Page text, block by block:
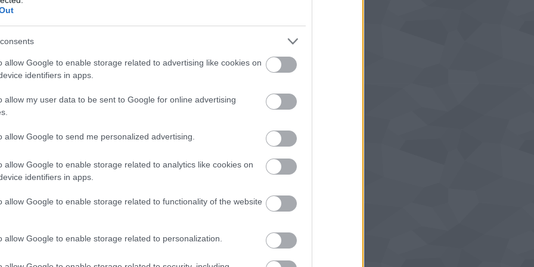
allow Google to enable storage related to advertising like cookies on
identifiers in apps.
allow my user data to be sent to Google for online advertising
allow Google to send me personalized advertising.
allow Google to enable storage related to analytics like cookies on
identifiers in apps.
allow Google to enable storage related to functionality of the website
allow Google to enable storage related to personalization.
Tetszik
gyógyszernyomtatás
nyomtatott gyógyszerek a
hivatott, az amerikai Nemzeti Egészségügyi